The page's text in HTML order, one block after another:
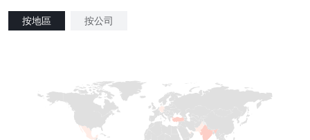
按地區 按公司